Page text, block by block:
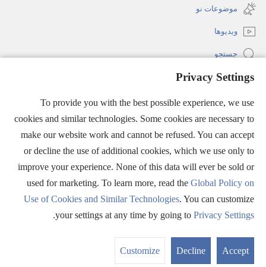
Privacy Settings
To provide you with the best possible experience, we use
cookies and similar technologies. Some cookies are necessary to
make our website work and cannot be refused. You can accept
or decline the use of additional cookies, which we use only to
improve your experience. None of this data will ever be sold or
used for marketing. To learn more, read the Global Policy on
Use of Cookies and Similar Technologies. You can customize
your settings at any time by going to Privacy Settings
.
Accept
Decline
Customize
new
موضوعات نو
ویدیوها
جستجو
کمک‌های مالی
new
window)کتابخانهٔ آنلاین شاهدان یَهُوَه
(opens
new
window)
JW Hub
(opens
new
window)
© 2026 Watch Tower Bible and Tract Society of Pennsylvania.